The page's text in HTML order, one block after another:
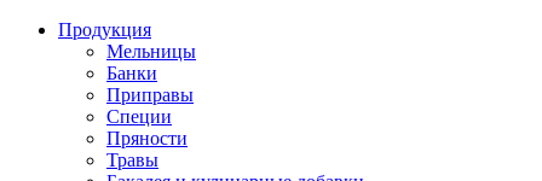
Продукция
Мельницы
Банки
Приправы
Специи
Пряности
Травы